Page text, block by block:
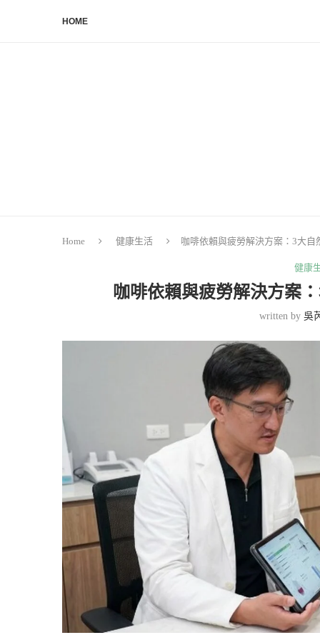
HOME
Home 健康生活 咖啡依賴與疲勞解決方案：3大
健康
咖啡依賴與疲勞解決方案
written by 吳